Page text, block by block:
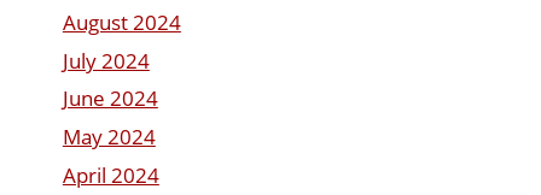
August 2024
July 2024
June 2024
May 2024
April 2024